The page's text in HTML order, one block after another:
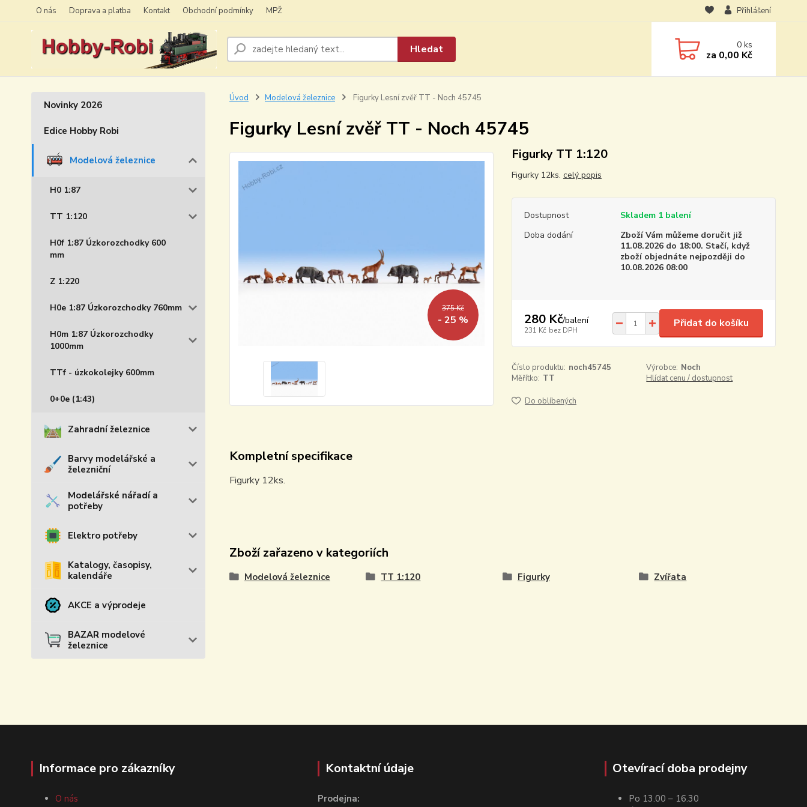
O nás Doprava a platba Kontakt Obchodní podmínky MPŽ Přihlášení
Hledat 0ks
za 0,00 Kč
Novinky 2026
Edice Hobby Robi
Modelová železnice
H0 1:87
TT 1:120
H0f 1:87 Úzkorozchodky 600
mm
Z 1:220
H0e 1:87 Úzkorozchodky 760mm
H0m 1:87 Úzkorozchodky
1000mm
TTf - úzkokolejky 600mm
0+0e (1:43)
Zahradní železnice
Barvy modelářské a
železniční
Modelářské nářadí a
potřeby
Elektro potřeby
Katalogy, časopisy,
kalendáře
AKCE a výprodeje
BAZAR modelové
železnice
Úvod Modelová železnice Figurky Lesní zvěř TT - Noch 45745
Figurky Lesní zvěř TT - Noch 45745
375 Kč
- 25 %
Figurky TT 1:120
Figurky 12ks. celý popis
Dostupnost
Skladem 1 balení
Doba dodání
Zboží Vám můžeme doručit již
11.08.2026 do 18:00. Stačí, když
zboží objednáte nejpozději do
10.08.2026 08:00
280 Kč/balení
231 Kč bez DPH
Přidat do košíku
Číslo produktu: noch45745 Výrobce: Noch
Měřítko: TT Hlídat cenu / dostupnost
Do oblíbených
Kompletní specifikace
Figurky 12ks.
Zboží zařazeno v kategoriích
Modelová železnice TT 1:120 Figurky Zvířata
Informace pro zákazníky
O nás
Kontaktní údaje
Prodejna:
Otevírací doba prodejny
Po 13.00 – 16.30